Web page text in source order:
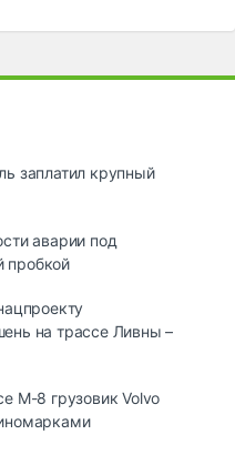
заплатил крупный
аварии под
пробкой
на трассе Ливны –
М-8 грузовик Volvo